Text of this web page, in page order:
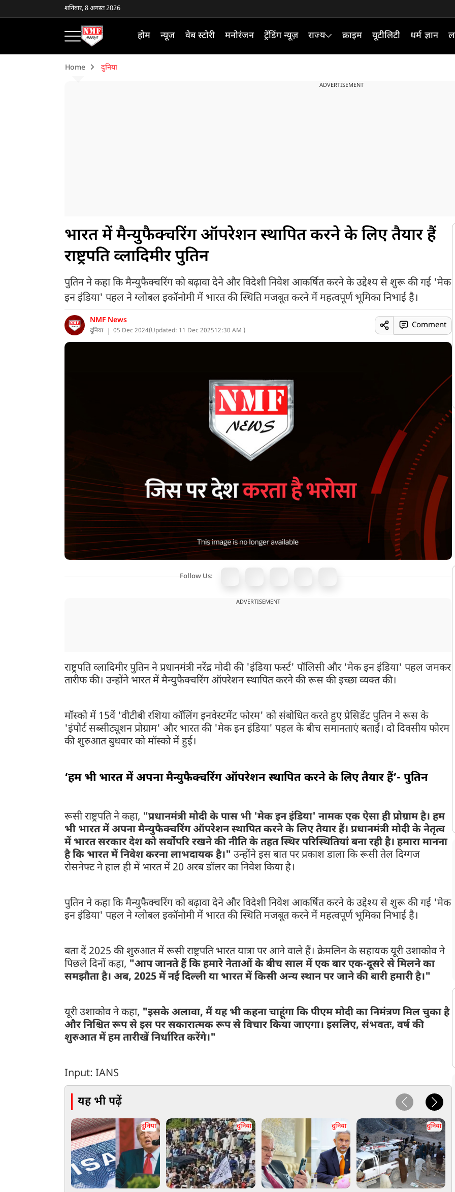
शनिवार, 8 अगस्त 2026
होम न्यूज वेब स्टोरी मनोरंजन ट्रेंडिंग न्यूज़ राज्य क्राइम यूटीलिटी धर्म ज्ञान
Home दुनिया
ADVERTISEMENT
भारत में मैन्युफैक्चरिंग ऑपरेशन स्थापित करने के लिए तैयार हैं
राष्ट्रपति व्लादिमीर पुतिन
पुतिन ने कहा कि मैन्युफैक्चरिंग को बढ़ावा देने और विदेशी निवेश आकर्षित करने के उद्देश्य से शुरू की गई 'मेक
इन इंडिया' पहल ने ग्लोबल इकॉनोमी में भारत की स्थिति मजबूत करने में महत्वपूर्ण भूमिका निभाई है।
NMF News
दुनिया 05 Dec 2024(Updated: 11 Dec 202512:30 AM )
Comment
Follow Us:
ADVERTISEMENT
राष्ट्रपति व्लादिमीर पुतिन ने प्रधानमंत्री नरेंद्र मोदी की 'इंडिया फर्स्ट' पॉलिसी और 'मेक इन इंडिया' पहल जमकर
तारीफ की। उन्होंने भारत में मैन्युफैक्चरिंग ऑपरेशन स्थापित करने की रूस की इच्छा व्यक्त की।
मॉस्को में 15वें 'वीटीबी रशिया कॉलिंग इनवेस्टमेंट फोरम' को संबोधित करते हुए प्रेसिडेंट पुतिन ने रूस के
'इंपोर्ट सब्सीट्यूशन प्रोग्राम' और भारत की 'मेक इन इंडिया' पहल के बीच समानताएं बताईं। दो दिवसीय फोरम
की शुरुआत बुधवार को मॉस्को में हुई।
‘हम भी भारत में अपना मैन्युफैक्चरिंग ऑपरेशन स्थापित करने के लिए तैयार हैं’- पुतिन
रूसी राष्ट्रपति ने कहा, "प्रधानमंत्री मोदी के पास भी 'मेक इन इंडिया' नामक एक ऐसा ही प्रोग्राम है। हम
भी भारत में अपना मैन्युफैक्चरिंग ऑपरेशन स्थापित करने के लिए तैयार हैं। प्रधानमंत्री मोदी के नेतृत्व
में भारत सरकार देश को सर्वोपरि रखने की नीति के तहत स्थिर परिस्थितियां बना रही है। हमारा मानना ​​
है कि भारत में निवेश करना लाभदायक है।" उन्होंने इस बात पर प्रकाश डाला कि रूसी तेल दिग्गज
रोसनेफ्ट ने हाल ही में भारत में 20 अरब डॉलर का निवेश किया है।
पुतिन ने कहा कि मैन्युफैक्चरिंग को बढ़ावा देने और विदेशी निवेश आकर्षित करने के उद्देश्य से शुरू की गई 'मेक
इन इंडिया' पहल ने ग्लोबल इकॉनोमी में भारत की स्थिति मजबूत करने में महत्वपूर्ण भूमिका निभाई है।
बता दें 2025 की शुरुआत में रूसी राष्ट्रपति भारत यात्रा पर आने वाले हैं। क्रेमलिन के सहायक यूरी उशाकोव ने
पिछले दिनों कहा, "आप जानते हैं कि हमारे नेताओं के बीच साल में एक बार एक-दूसरे से मिलने का
समझौता है। अब, 2025 में नई दिल्ली या भारत में किसी अन्य स्थान पर जाने की बारी हमारी है।"
यूरी उशाकोव ने कहा, "इसके अलावा, मैं यह भी कहना चाहूंगा कि पीएम मोदी का निमंत्रण मिल चुका है
और निश्चित रूप से इस पर सकारात्मक रूप से विचार किया जाएगा। इसलिए, संभवतः, वर्ष की
शुरुआत में हम तारीखें निर्धारित करेंगे।"
Input: IANS
यह भी पढ़ें
दुनिया दुनिया दुनिया दुनिया